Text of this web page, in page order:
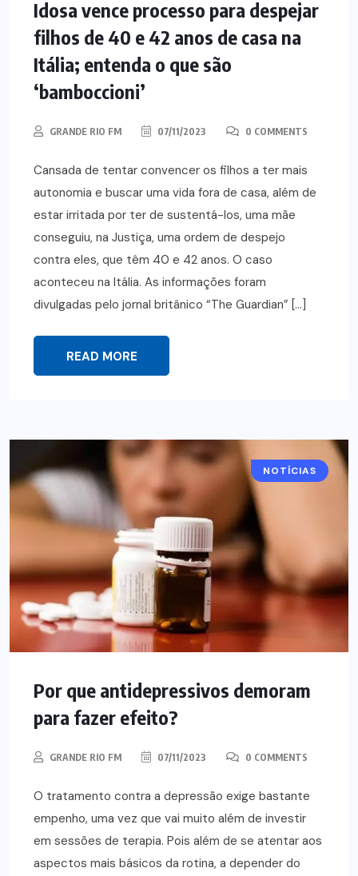
Idosa vence processo para despejar
filhos de 40 e 42 anos de casa na
Itália; entenda o que são
‘bamboccioni’
GRANDE RIO FM 07/11/2023 0 COMMENTS
Cansada de tentar convencer os filhos a ter mais
autonomia e buscar uma vida fora de casa, além de
estar irritada por ter de sustentá-los, uma mãe
conseguiu, na Justiça, uma ordem de despejo
contra eles, que têm 40 e 42 anos. O caso
aconteceu na Itália. As informações foram
divulgadas pelo jornal britânico “The Guardian” […]
READ MORE
NOTÍCIAS
Por que antidepressivos demoram
para fazer efeito?
GRANDE RIO FM 07/11/2023 0 COMMENTS
O tratamento contra a depressão exige bastante
empenho, uma vez que vai muito além de investir
em sessões de terapia. Pois além de se atentar aos
aspectos mais básicos da rotina, a depender do